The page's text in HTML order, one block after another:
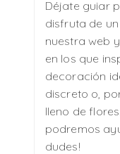
Déjate guiar
disfruta de
nuestra web
en los que
decoración
discreto o,
lleno de
podremos
dudes!